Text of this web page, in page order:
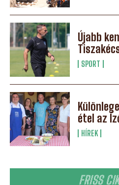
Újabb
SPORT
étel az
HÍREK
FRISS